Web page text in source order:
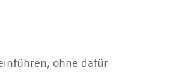
ohne dafür